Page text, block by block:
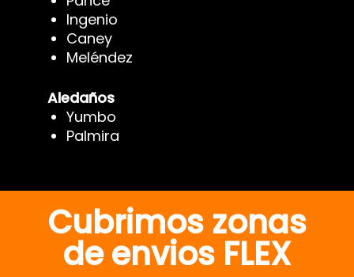
Ingenio
Caney
Meléndez
Aledaños
Yumbo
Palmira
Cubrimos zonas
de envios FLEX